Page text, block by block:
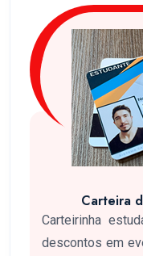
Carteira
Carteirinha
descontos em